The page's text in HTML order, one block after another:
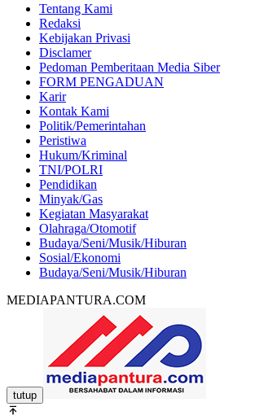
Tentang Kami
Redaksi
Kebijakan Privasi
Disclamer
Pedoman Pemberitaan Media Siber
FORM PENGADUAN
Karir
Kontak Kami
Politik/Pemerintahan
Peristiwa
Hukum/Kriminal
TNI/POLRI
Pendidikan
Minyak/Gas
Kegiatan Masyarakat
Olahraga/Otomotif
Budaya/Seni/Musik/Hiburan
Sosial/Ekonomi
Budaya/Seni/Musik/Hiburan
MEDIAPANTURA.COM
tutup